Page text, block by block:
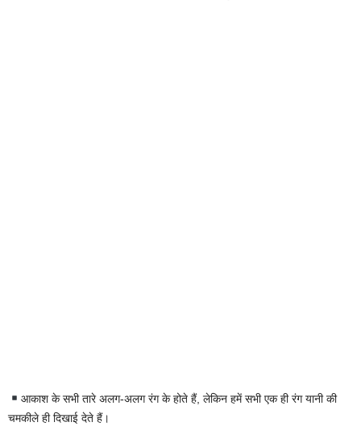
आकाश के सभी तारे अलग-अलग रंग के होते हैं, लेकिन हमें सभी एक ही रंग यानी की
चमकीले ही दिखाई देते हैं।